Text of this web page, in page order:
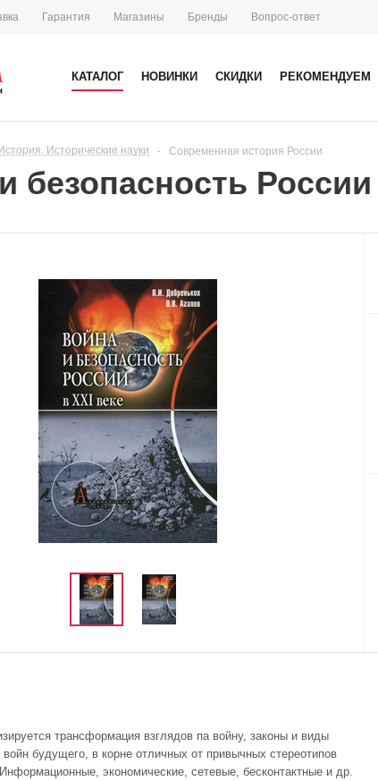
Гарантия Магазины Бренды Вопрос-ответ
КАТАЛОГ НОВИНКИ СКИДКИ РЕКОМЕНДУЕМ
История. Исторические науки - Современная история России
безопасность
трансформация взглядов па войну, законы и виды
будущего, в корне отличных от привычных стереотипов
экономические, сетевые, бесконтактные и др.